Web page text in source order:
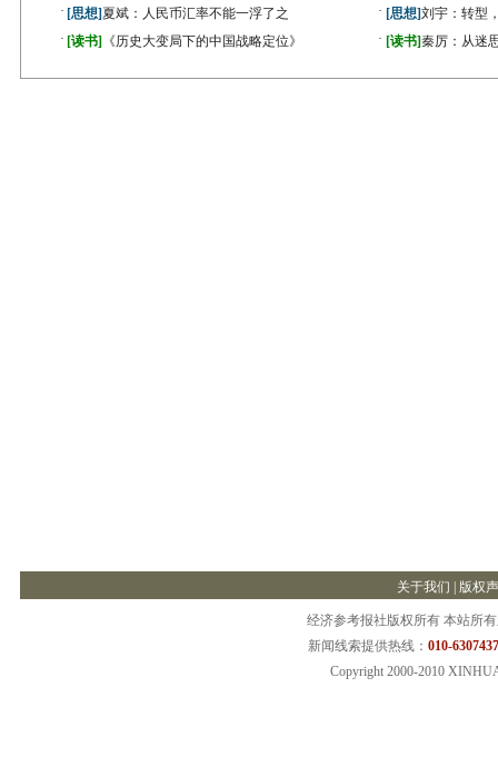
· [思想]夏斌：人民币汇率不能一浮了之 · [思想]刘宇：转型
· [读书] 《历史大变局下的中国战略定位》 · [读书]秦厉：从迷
关于我们 版权
经济参考报社版权所有 本站所
新闻线索提供热线： 010-
Copyright 2000-2010